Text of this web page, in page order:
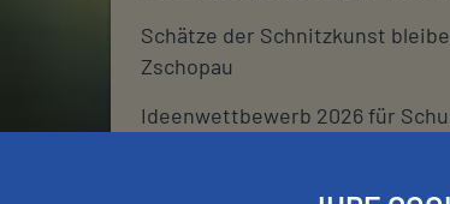
Schätze der Schnitzkunst
Zschopau
Ideenwettbewerb 2026 für
Stadtjournal 2026: Wir suchen